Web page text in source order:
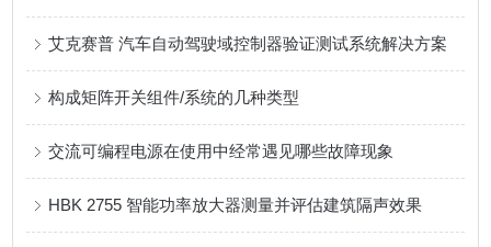
艾克赛普 汽车自动驾驶域控制器验证测试系统解决方案
构成矩阵开关组件/系统的几种类型
交流可编程电源在使用中经常遇见哪些故障现象
HBK 2755 智能功率放大器测量并评估建筑隔声效果